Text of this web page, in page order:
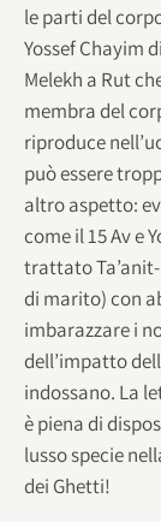
le parti del
Yossef Chayim
Melekh a Rut
membra del
riproduce
può essere
altro aspetto:
come il 15 Av e
trattato
di marito) con
imbarazzare i
dell’impatto
indossano. La
è piena di
lusso specie
dei Ghetti!